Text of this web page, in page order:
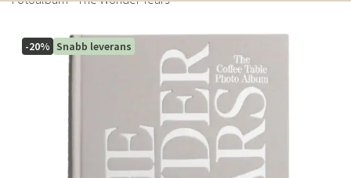
-20% Snabb leverans